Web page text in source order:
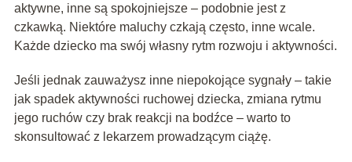
aktywne, inne są spokojniejsze – podobnie jest z
czkawką. Niektóre maluchy czkają często, inne wcale.
Każde dziecko ma swój własny rytm rozwoju i aktywności.
Jeśli jednak zauważysz inne niepokojące sygnały – takie
jak spadek aktywności ruchowej dziecka, zmiana rytmu
jego ruchów czy brak reakcji na bodźce – warto to
skonsultować z lekarzem prowadzącym ciążę.